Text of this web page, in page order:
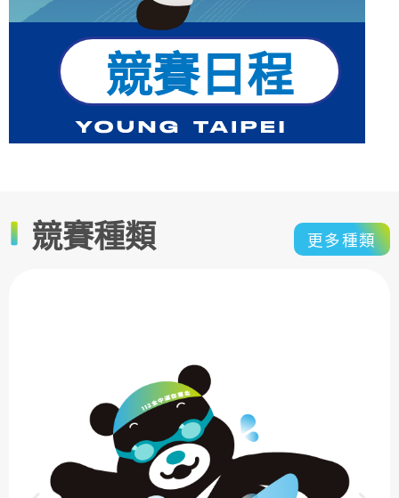
競賽日程
競賽種類 更多種類